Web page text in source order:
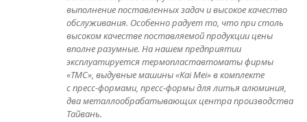
выполнение поставленных задач и высокое качество
обслуживания. Особенно радует то, что при столь
высоком качестве поставляемой продукции цены
вполне разумные. На нашем предприятии
эксплуатируется термопластавтоматы фирмы
«ТМС», выдувные машины «Kai Mei» в комплекте
с пресс-формами, пресс-формы для литья алюминия,
два металлообрабатывающих центра производства
Тайвань.